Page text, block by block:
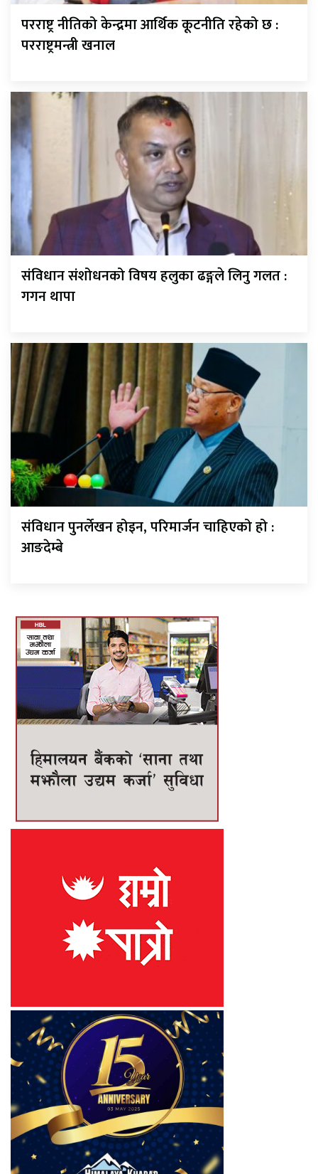
परराष्ट्र नीतिको केन्द्रमा आर्थिक कूटनीति रहेको छ :
परराष्ट्रमन्त्री खनाल
संविधान संशोधनको विषय हलुका ढङ्गले लिनु गलत :
गगन थापा
संविधान पुनर्लेखन होइन, परिमार्जन चाहिएको हो :
आङदेम्बे